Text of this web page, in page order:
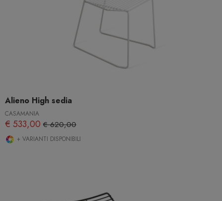
Alieno High sedia
CASAMANIA
€ 533,00 € 620,00
+ VARIANTI DISPONIBILI